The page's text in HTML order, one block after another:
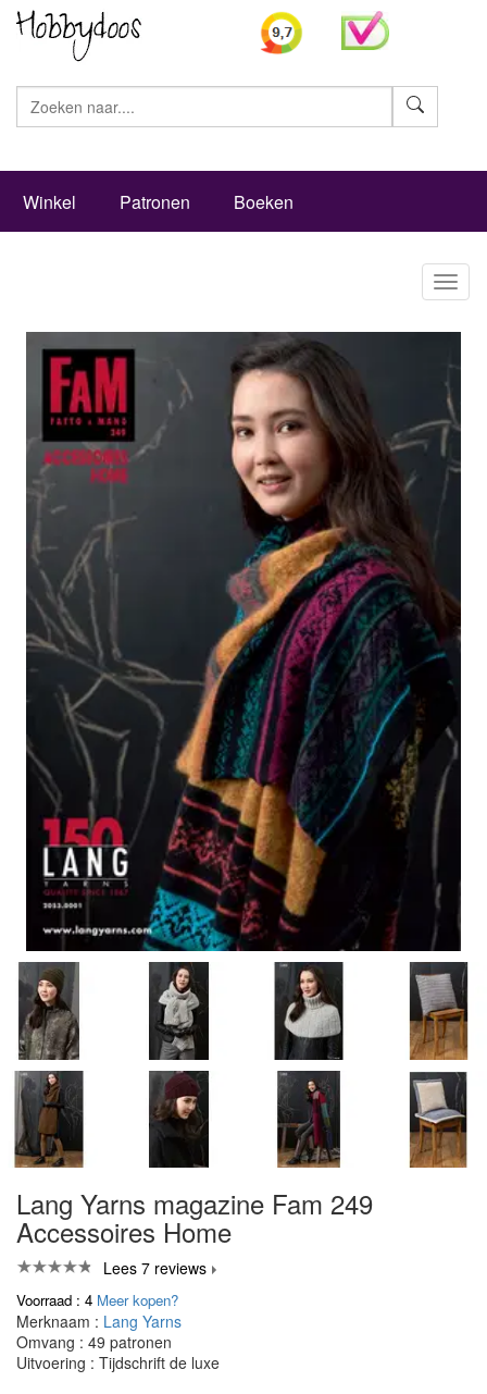
Winkel Patronen Boeken
Lang Yarns magazine Fam 249
Accessoires Home
Lees 7 reviews
Voorraad : 4 Meer kopen?
Merknaam : Lang Yarns
Omvang : 49 patronen
Uitvoering : Tijdschrift de luxe